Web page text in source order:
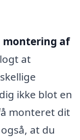
montering af
at
ikke blot en
monteret dit
at du